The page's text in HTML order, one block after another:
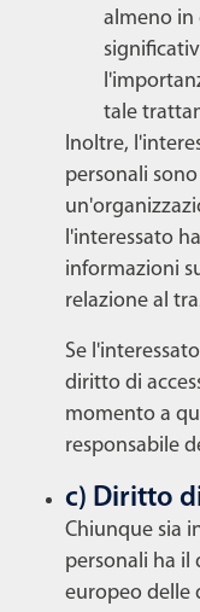
almeno in
tale
Inoltre,
personali
l'interessato
informazioni
relazione al
Se
diritto di
momento a
responsabile
c) Diritto
Chiunque sia
personali ha il
europeo delle